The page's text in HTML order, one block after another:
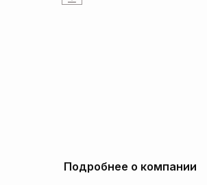
Подробнее о компании